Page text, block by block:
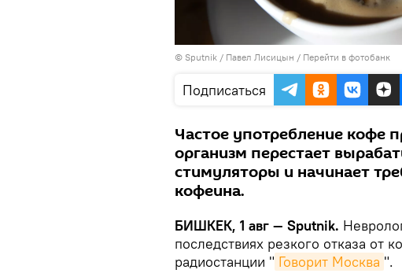
© Sputnik / Павел Лисицын / Перейти в фотобанк
Подписаться
Частое употребление кофе
организм перестает
стимуляторы и начинает
кофеина.
БИШКЕК, 1 авг — Sputnik.
последствиях резкого отказа от
радиостанции " Говорит Москва ".